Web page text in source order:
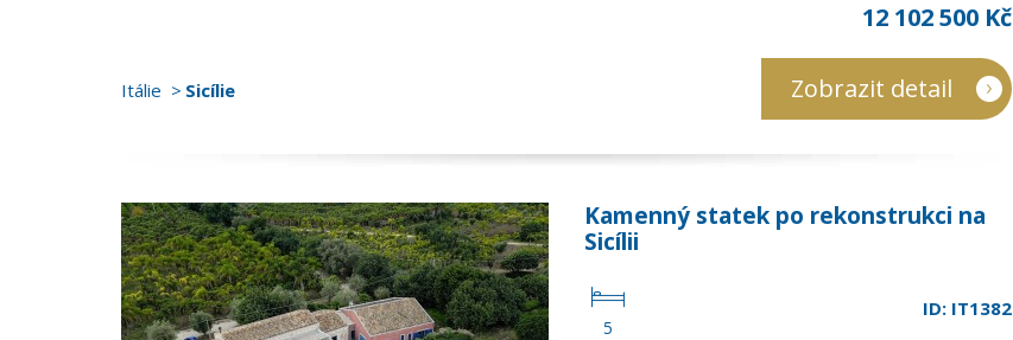
12 102 500 Kč
Itálie Sicílie Zobrazit detail
Kamenný statek po rekonstrukci na
Sicílii
5
ID: IT1382